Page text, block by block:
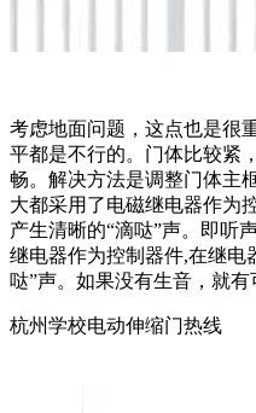
考虑地面问题，这点也是很
平都是不行的。门体比较紧
畅。解决方法是调整门体主
大都采用了电磁继电器作为
产生清晰的“滴哒”声。即听
继电器作为控制器件,在继电
哒”声。如果没有生音，就有
杭州学校电动伸缩门热线